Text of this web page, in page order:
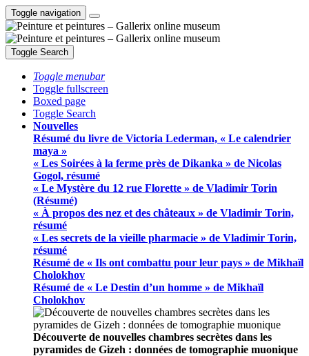
Toggle navigation
Toggle Search
Toggle menubar
Toggle fullscreen
Boxed page
Toggle Search
Nouvelles
Résumé du livre de Victoria Lederman, « Le calendrier
maya »
« Les Soirées à la ferme près de Dikanka » de Nicolas
Gogol, résumé
« Le Mystère du 12 rue Florette » de Vladimir Torin
(Résumé)
« À propos des nez et des châteaux » de Vladimir Torin,
résumé
« Les secrets de la vieille pharmacie » de Vladimir Torin,
résumé
Résumé de « Ils ont combattu pour leur pays » de Mikhaïl
Cholokhov
Résumé de « Le Destin d’un homme » de Mikhaïl
Cholokhov
Découverte de nouvelles chambres secrètes dans les
pyramides de Gizeh : données de tomographie muonique